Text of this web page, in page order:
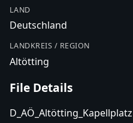
LAND
Deutschland
LANDKREIS / REGION
Altötting
File Details